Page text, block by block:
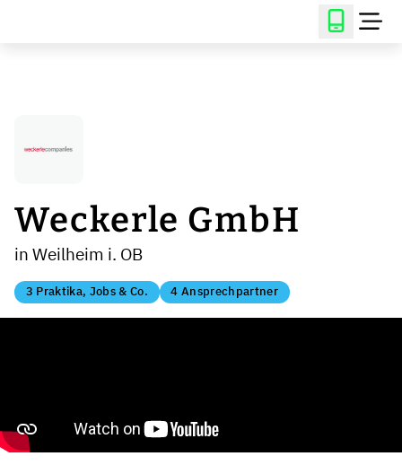
Weckerle GmbH
in Weilheim i. OB
3 Praktika, Jobs & Co. 4 Ansprechpartner